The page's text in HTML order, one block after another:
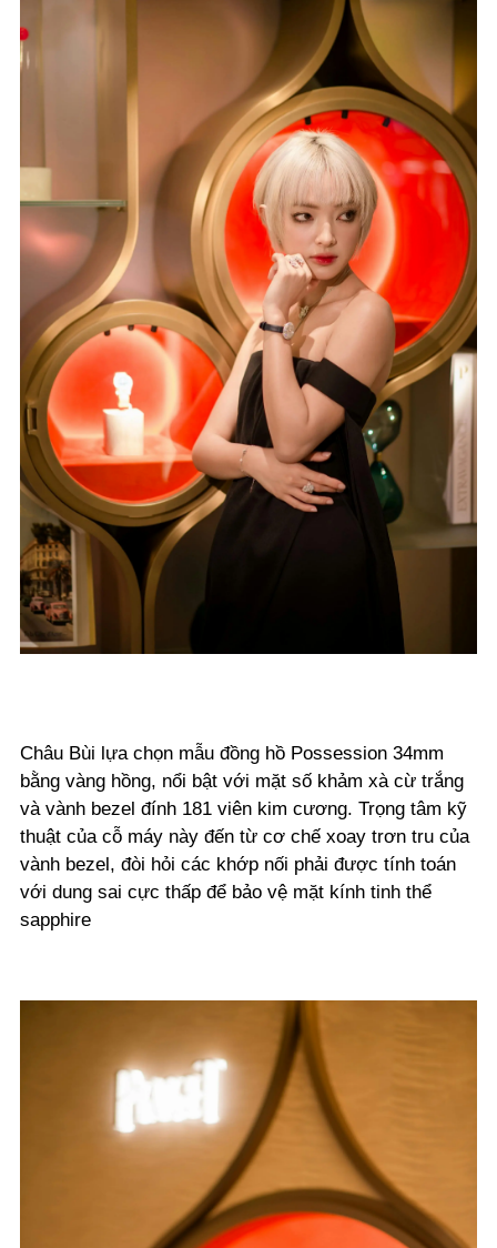
Châu Bùi lựa chọn mẫu đồng hồ Possession 34mm
bằng vàng hồng, nổi bật với mặt số khảm xà cừ trắng
và vành bezel đính 181 viên kim cương. Trọng tâm kỹ
thuật của cỗ máy này đến từ cơ chế xoay trơn tru của
vành bezel, đòi hỏi các khớp nối phải được tính toán
với dung sai cực thấp để bảo vệ mặt kính tinh thể
sapphire